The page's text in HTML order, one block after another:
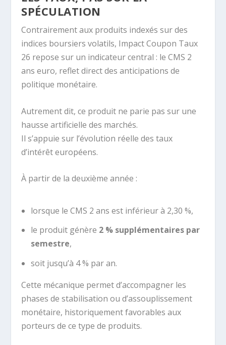
SPÉCULATION
Contrairement aux produits indexés sur des
indices boursiers volatils, Impact Coupon Taux
26 repose sur un indicateur central : le CMS 2
ans euro, reflet direct des anticipations de
politique monétaire.
Autrement dit, ce produit ne parie pas sur une
hausse artificielle des marchés.
Il s’appuie sur l’évolution réelle des taux
d’intérêt européens.
À partir de la deuxième année :
lorsque le CMS 2 ans est inférieur à 2,30 %,
le produit génère 2 % supplémentaires par
semestre,
soit jusqu’à 4 % par an.
Cette mécanique permet d’accompagner les
phases de stabilisation ou d’assouplissement
monétaire, historiquement favorables aux
porteurs de ce type de produits.